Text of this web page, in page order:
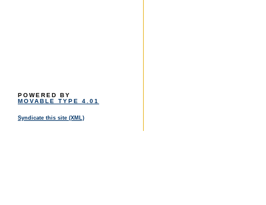
POWERED BY
MOVABLE TYPE 4.01
Syndicate this site (XML)